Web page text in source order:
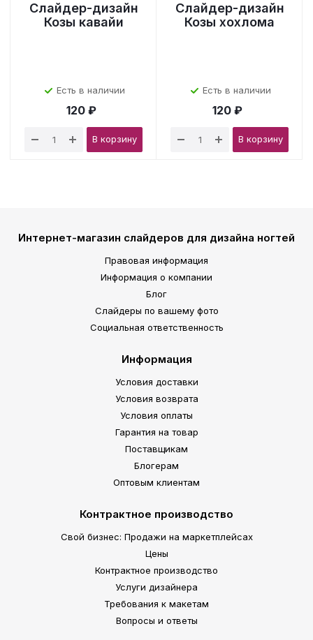
Слайдер-дизайн
Козы кавайи
Есть в наличии
120 ₽
В корзину
Слайдер-дизайн
Козы хохлома
Есть в наличии
120 ₽
В корзину
Интернет-магазин слайдеров для дизайна ногтей
Правовая информация
Информация о компании
Блог
Слайдеры по вашему фото
Социальная ответственность
Информация
Условия доставки
Условия возврата
Условия оплаты
Гарантия на товар
Поставщикам
Блогерам
Оптовым клиентам
Контрактное производство
Свой бизнес: Продажи на маркетплейсах
Цены
Контрактное производство
Услуги дизайнера
Требования к макетам
Вопросы и ответы